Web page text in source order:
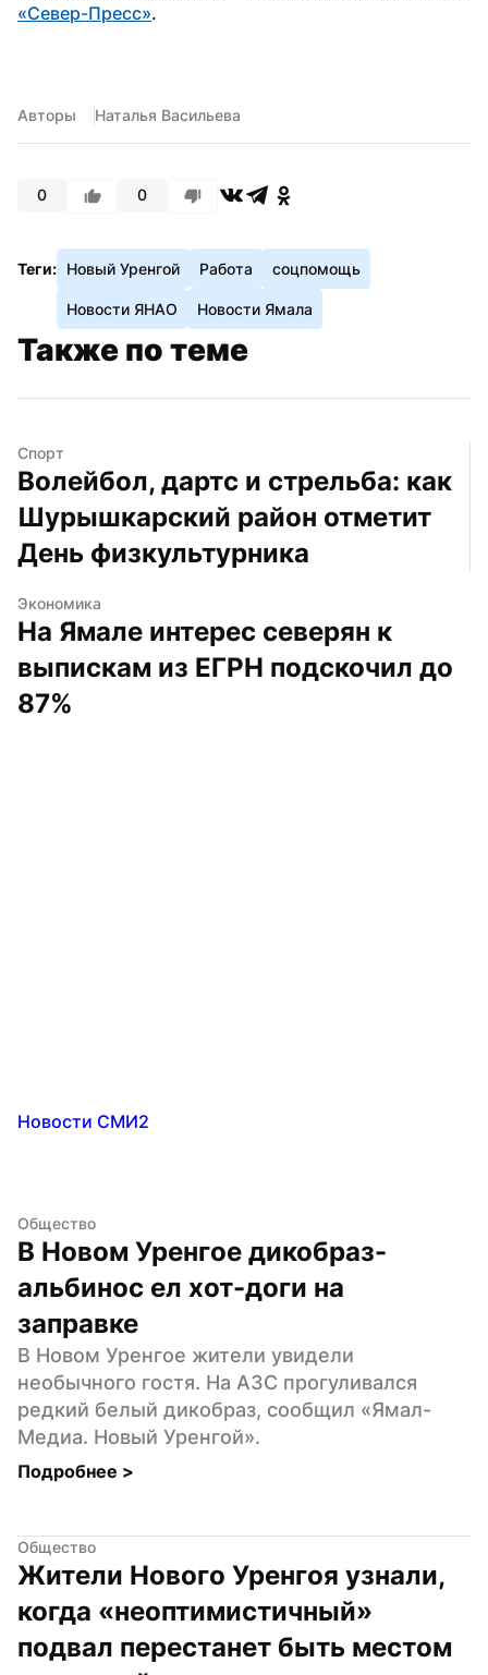
«Север-Пресс».
Авторы Наталья Васильева
0 0
Теги: Новый Уренгой Работа соцпомощь
Новости ЯНАО Новости Ямала
Также по теме
Спорт
Волейбол, дартс и стрельба: как
Шурышкарский район отметит
День физкультурника
Экономика
На Ямале интерес северян к
выпискам из ЕГРН подскочил до
87%
Новости СМИ2
Общество
В Новом Уренгое дикобраз-
альбинос ел хот-доги на
заправке
В Новом Уренгое жители увидели
необычного гостя. На АЗС прогуливался
редкий белый дикобраз, сообщил «Ямал-
Медиа. Новый Уренгой».
Подробнее >
Общество
Жители Нового Уренгоя узнали,
когда «неоптимистичный»
подвал перестанет быть местом